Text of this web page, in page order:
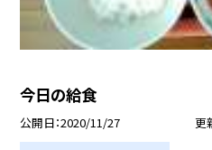
今日の給食
公開日 2020/11/27 更